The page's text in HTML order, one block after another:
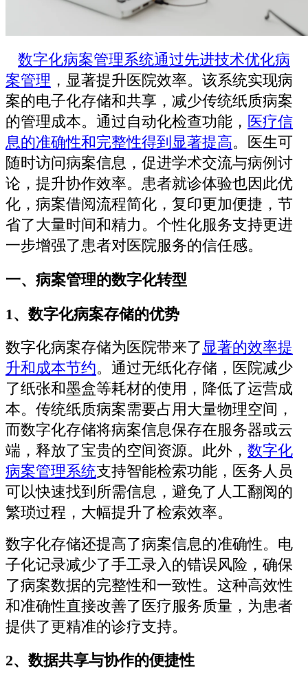
数字化病案管理系统通过先进技术优化病
案管理 ，显著提升医院效率。该系统实现病
案的电子化存储和共享，减少传统纸质病案
的管理成本。通过自动化检查功能， 医疗信
息的准确性和完整性得到显著提高。医生可
随时访问病案信息，促进学术交流与病例讨
论，提升协作效率。患者就诊体验也因此优
化，病案借阅流程简化，复印更加便捷，节
省了大量时间和精力。个性化服务支持更进
一步增强了患者对医院服务的信任感。
一、病案管理的数字化转型
1、数字化病案存储的优势
数字化病案存储为医院带来了 显著的效率提
升和成本节约。通过无纸化存储，医院减少
了纸张和墨盒等耗材的使用，降低了运营成
本。传统纸质病案需要占用大量物理空间，
而数字化存储将病案信息保存在服务器或云
端，释放了宝贵的空间资源。此外， 数字化
病案管理系统支持智能检索功能，医务人员
可以快速找到所需信息，避免了人工翻阅的
繁琐过程，大幅提升了检索效率。
数字化存储还提高了病案信息的准确性。电
子化记录减少了手工录入的错误风险，确保
了病案数据的完整性和一致性。这种高效性
和准确性直接改善了医疗服务质量，为患者
提供了更精准的诊疗支持。
2、数据共享与协作的便捷性